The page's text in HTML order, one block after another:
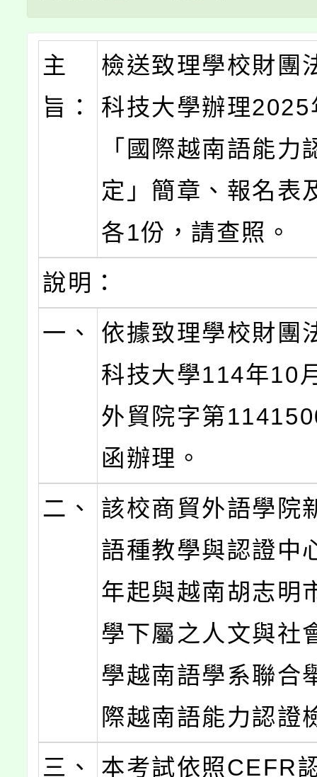
主
旨：
檢送致理學校財團
科技大學辦理
「國際越南語能力
定」簡章、報名表
各1份，請查照。
說明：
一、
依據致理學校財團
科技大學114年10
外貿院字第
函辦理。
二、
該校商貿外語學院
語種教學與認證中
年起與越南胡志明
學下屬之人文與社
學越南語學系聯合
際越南語能力認證
三、
本考試依照CEFR